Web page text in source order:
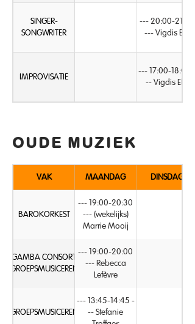
SINGER-
SONGWRITER
--- 20:00-21:00
--- Vigdis Elst
IMPROVISATIE
--- 17:00-18:00 -
-- Vigdis Elst
OUDE MUZIEK
VAK MAANDAG DINSDAG
BAROKORKEST
--- 19:00-20:30
--- (wekelijks)
Marrie Mooij
GAMBA CONSORT
GROEPSMUSICEREN
--- 19:00-20:00
--- Rebecca
Lefèvre
GROEPSMUSICEREN
--- 13:45-14:45 -
-- Stefanie